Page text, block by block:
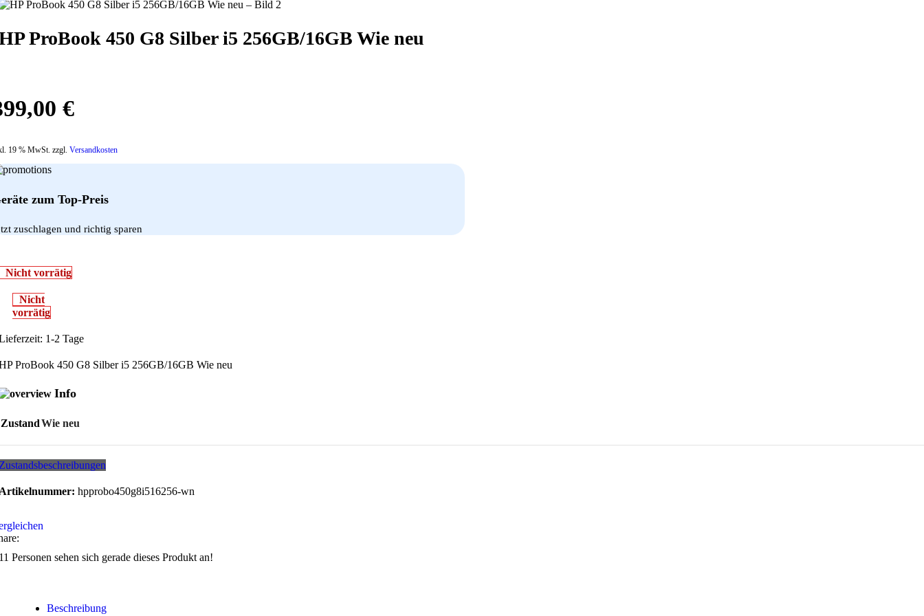
ProBook 450 G8 Silber i5 256GB/16GB Wie neu
€
19 % MwSt. zzgl. Versandkosten
zum Top-Preis
zuschlagen und richtig sparen
Nicht vorrätig
Nicht
vorrätig
1-2 Tage
ProBook 450 G8 Silber i5 256GB/16GB Wie neu
Info
ZustandWie neu
hpprobo450g8i516256-wn
Personen sehen sich gerade dieses Produkt an!
Beschreibung